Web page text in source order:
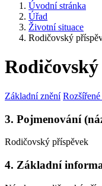
Úvodní stránka
Úřad
Životní situace
Rodičovský
Základní znění
3. Pojmenování
Rodičovský příspěvek
4. Základní